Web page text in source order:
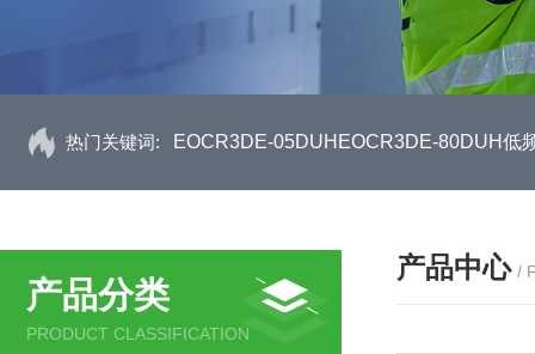
热门关键词: EOCR3DE-05DUHEOCR3DE-80DUH低
产品分类
PRODUCT CLASSIFICATION
产品中心 /